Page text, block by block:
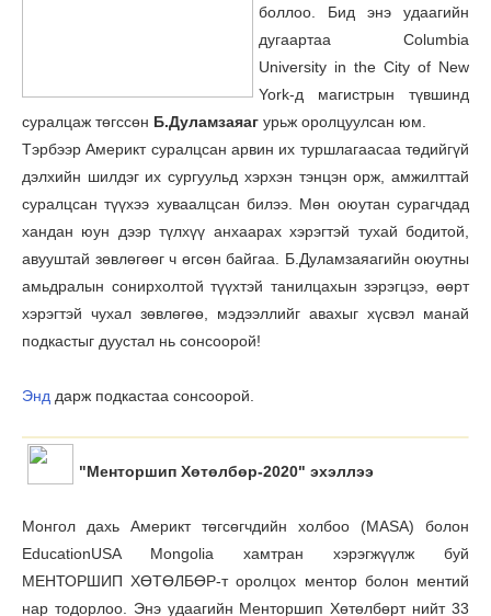
боллоо. Бид энэ удаагийн
дугаартаа Columbia
University in the City of New
York-д магистрын түвшинд
суралцаж төгссөн Б.Дуламзаяаг урьж оролцуулсан юм.
Тэрбээр Америкт суралцсан арвин их туршлагаасаа төдийгүй
дэлхийн шилдэг их сургуульд хэрхэн тэнцэн орж, амжилттай
суралцсан түүхээ хуваалцсан билээ. Мөн оюутан сурагчдад
хандан юун дээр түлхүү анхаарах хэрэгтэй тухай бодитой,
авууштай зөвлөгөөг ч өгсөн байгаа. Б.Дуламзаяагийн оюутны
амьдралын сонирхолтой түүхтэй танилцахын зэрэгцээ, өөрт
хэрэгтэй чухал зөвлөгөө, мэдээллийг авахыг хүсвэл манай
подкастыг дуустал нь сонсоорой!
Энд дарж подкастаа сонсоорой.
"Менторшип Хөтөлбөр-2020" эхэллээ
Монгол дахь Америкт төгсөгчдийн холбоо (MASA) болон
EducationUSA Mongolia хамтран хэрэгжүүлж буй
МЕНТОРШИП ХӨТӨЛБӨР-т оролцох ментор болон ментий
нар тодорлоо. Энэ удаагийн Менторшип Хөтөлбөрт нийт 33